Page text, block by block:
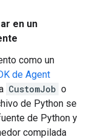
en un
como un
de Agent
CustomJob o
de Python se
de Python y
compilada